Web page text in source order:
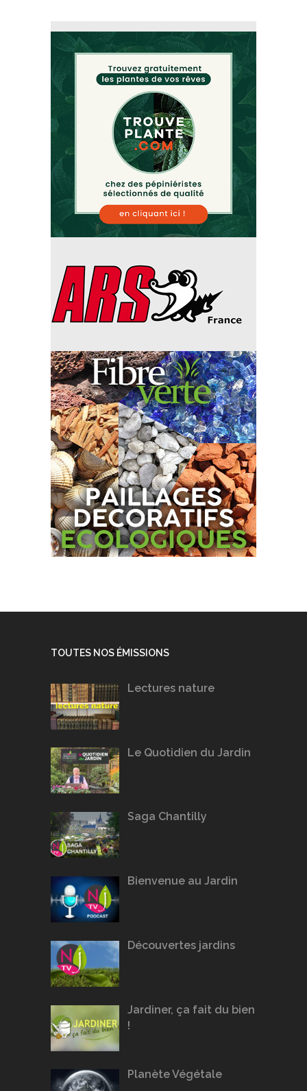
TOUTES NOS ÉMISSIONS
Lectures nature
Le Quotidien du Jardin
Saga Chantilly
Bienvenue au Jardin
Découvertes jardins
Jardiner, ça fait du bien
!
Planète Végétale